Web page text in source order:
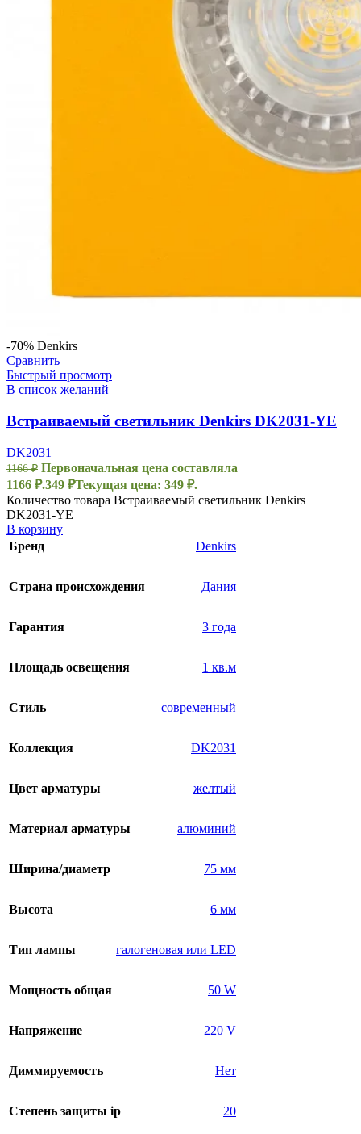
-70% Denkirs
Сравнить
Быстрый просмотр
В список желаний
Встраиваемый светильник Denkirs DK2031-YE
DK2031
1166₽ Первоначальная цена составляла
1166 ₽.349 ₽Текущая цена: 349 ₽.
Количество товара Встраиваемый светильник Denkirs
DK2031-YE
В корзину
Бренд
Denkirs
Страна происхождения Дания
Гарантия 3 года
Площадь освещения 1 кв.м
Стиль современный
Коллекция DK2031
Цвет арматуры желтый
Материал арматуры алюминий
Ширина/диаметр 75 мм
Высота 6 мм
Тип лампы галогеновая или LED
Мощность общая 50 W
Напряжение 220 V
Диммируемость Нет
Степень защиты ip 20